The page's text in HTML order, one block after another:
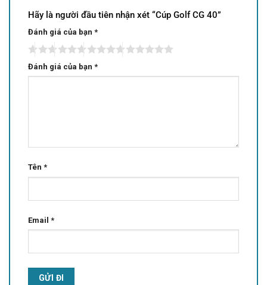
Hãy là người đầu tiên nhận xét “Cúp Golf CG 40”
Đánh giá của bạn *
Đánh giá của bạn *
Tên *
Email *